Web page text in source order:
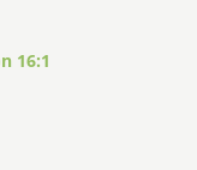
16:1